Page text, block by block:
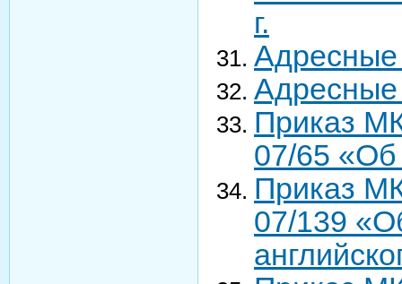
г.
Адресные
Приказ
07/65 «Об
Приказ
07/139